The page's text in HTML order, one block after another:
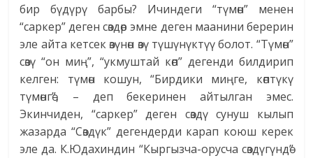
бир бүдүрү барбы? Ичиндеги “түмөн” менен
“саркер” деген сөздөр эмне деген маанини берерин
эле айта кетсек өзүнөн өзү түшүнүктүү болот. “Түмөн”
сөзү “он миң”, “укмуштай көп” дегенди билдирип
келген: түмөн кошун, “Бирдики миңге, көптүкү
түмөнгө”, – деп бекеринен айтылган эмес.
Экинчиден, “саркер” деген сөздү сунуш кылып
жазарда “Сөздүк” дегендерди карап коюш керек
эле да. К.Юдахиндин “Кыргызча-орусча сөздүгүндө”